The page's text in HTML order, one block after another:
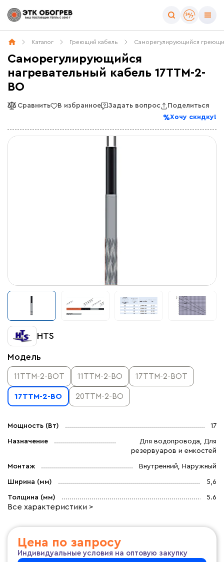
Каталог Греющий кабель Саморегулирующийся
Саморегулирующийся
нагревательный кабель 17TTM-2-
BO
Сравнить В избранное Задать вопрос
Поделиться
Хочу скидку!
HTS
Модель
11TTM-2-BOТ 11TTM-2-BO 17TTM-2-BOТ
17TTM-2-BO 20TTM-2-BO
Мощность (Вт) 17
Назначение
Для водопровода, Для
резервуаров и емкостей
Монтаж Внутренний, Наружный
Ширина (мм) 5,6
Толщина (мм) 5.6
Все характеристики >
Цена по запросу
Индивидуальные условия на оптовую закупку